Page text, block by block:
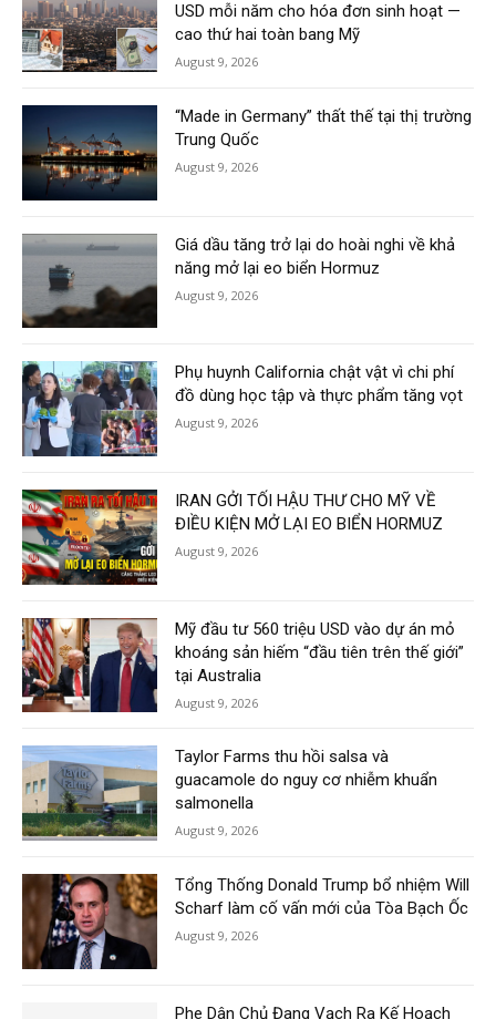
USD mỗi năm cho hóa đơn sinh hoạt —
cao thứ hai toàn bang Mỹ
August 9, 2026
“Made in Germany” thất thế tại thị trường
Trung Quốc
August 9, 2026
Giá dầu tăng trở lại do hoài nghi về khả
năng mở lại eo biển Hormuz
August 9, 2026
Phụ huynh California chật vật vì chi phí
đồ dùng học tập và thực phẩm tăng vọt
August 9, 2026
IRAN GỞI TỐI HẬU THƯ CHO MỸ VỀ
ĐIỀU KIỆN MỞ LẠI EO BIỂN HORMUZ
August 9, 2026
Mỹ đầu tư 560 triệu USD vào dự án mỏ
khoáng sản hiếm “đầu tiên trên thế giới”
tại Australia
August 9, 2026
Taylor Farms thu hồi salsa và
guacamole do nguy cơ nhiễm khuẩn
salmonella
August 9, 2026
Tổng Thống Donald Trump bổ nhiệm Will
Scharf làm cố vấn mới của Tòa Bạch Ốc
August 9, 2026
Phe Dân Chủ Đang Vạch Ra Kế Hoạch